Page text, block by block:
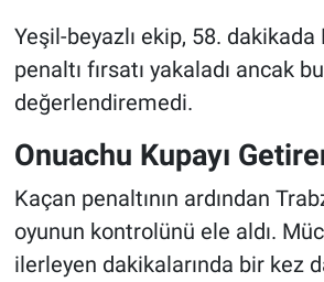
Yeşil-beyazlı ekip, 58. dakikada
penaltı fırsatı yakaladı ancak
değerlendiremedi.
Onuachu Kupayı
Kaçan penaltının ardından
oyunun kontrolünü ele aldı.
ilerleyen dakikalarında bir kez